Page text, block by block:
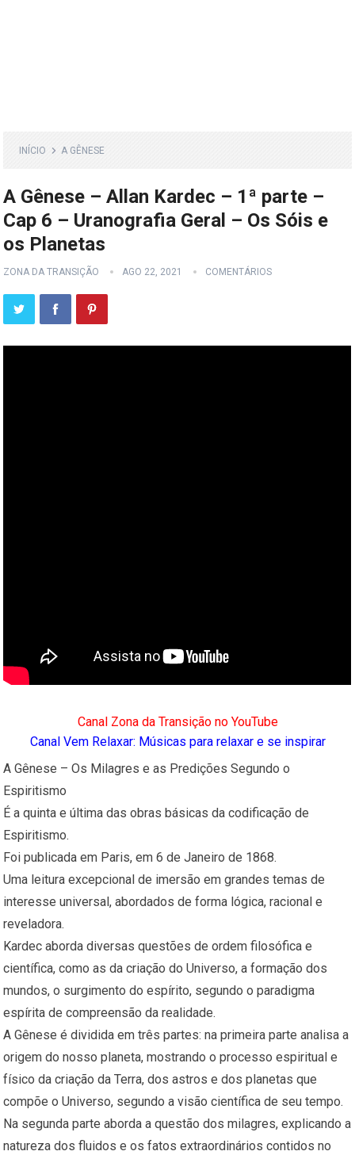
INÍCIO A GÊNESE
A Gênese – Allan Kardec – 1ª parte –
Cap 6 – Uranografia Geral – Os Sóis e
os Planetas
ZONA DA TRANSIÇÃO AGO 22, 2021 COMENTÁRIOS
Canal Zona da Transição no YouTube
Canal Vem Relaxar: Músicas para relaxar e se inspirar
A Gênese – Os Milagres e as Predições Segundo o
Espiritismo
É a quinta e última das obras básicas da codificação de
Espiritismo.
Foi publicada em Paris, em 6 de Janeiro de 1868.
Uma leitura excepcional de imersão em grandes temas de
interesse universal, abordados de forma lógica, racional e
reveladora.
Kardec aborda diversas questões de ordem filosófica e
científica, como as da criação do Universo, a formação dos
mundos, o surgimento do espírito, segundo o paradigma
espírita de compreensão da realidade.
A Gênese é dividida em três partes: na primeira parte analisa a
origem do nosso planeta, mostrando o processo espiritual e
físico da criação da Terra, dos astros e dos planetas que
compõe o Universo, segundo a visão científica de seu tempo.
Na segunda parte aborda a questão dos milagres, explicando a
natureza dos fluidos e os fatos extraordinários contidos no